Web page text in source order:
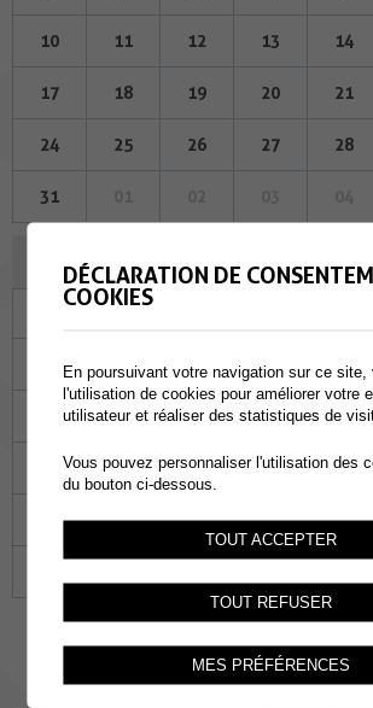
10 11 12 13 14
17 18 19 20 21
24 25 26 27 28
31
AOÛT 2023
02 03 04
08 09 10 11
15 16 17 18
22 23 24 25
DÉCLARATION DE
COOKIES
En poursuivant votre navigation sur ce site,
l'utilisation de cookies pour améliorer votre
utilisateur et réaliser des statistiques de
Vous pouvez personnaliser l'utilisation des
du bouton ci-dessous.
TOUT ACCEPTER
TOUT REFUSER
MES PRÉFÉRENCES